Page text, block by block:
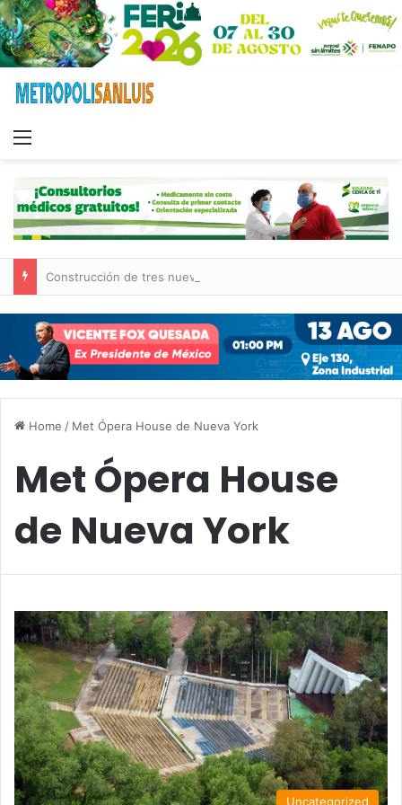
Home / Met Ópera House de Nueva York
Met Ópera House
de Nueva York
Uncategorized